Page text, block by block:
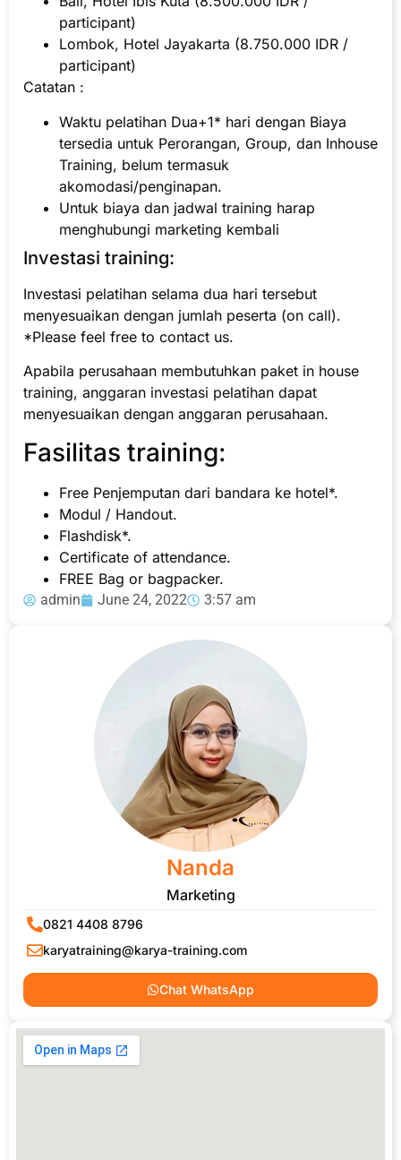
participant)
Lombok, Hotel Jayakarta (8.750.000 IDR /
participant)
Catatan :
Waktu pelatihan Dua+1* hari dengan Biaya
tersedia untuk Perorangan, Group, dan Inhouse
Training, belum termasuk
akomodasi/penginapan.
Untuk biaya dan jadwal training harap
menghubungi marketing kembali
Investasi training:
Investasi pelatihan selama dua hari tersebut
menyesuaikan dengan jumlah peserta (on call).
*Please feel free to contact us.
Apabila perusahaan membutuhkan paket in house
training, anggaran investasi pelatihan dapat
menyesuaikan dengan anggaran perusahaan.
Fasilitas training:
Free Penjemputan dari bandara ke hotel*.
Modul / Handout.
Flashdisk*.
Certificate of attendance.
FREE Bag or bagpacker.
admin June 24, 2022 3:57 am
Nanda
Marketing
0821 4408 8796
karyatraining@karya-training.com
Chat WhatsApp